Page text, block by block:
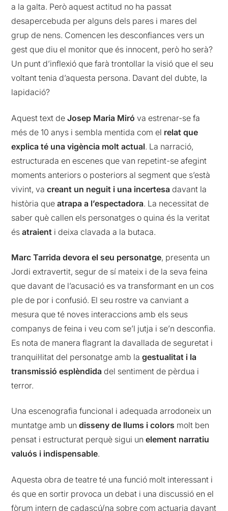
a la galta. Però aquest actitud no ha passat
desapercebuda per alguns dels pares i mares del
grup de nens. Comencen les desconfiances vers un
gest que diu el monitor que és innocent, però ho serà?
Un punt d’inflexió que farà trontollar la visió que el seu
voltant tenia d’aquesta persona. Davant del dubte, la
lapidació?
Aquest text deJosep Maria Miró va estrenar-se fa
més de 10 anys i sembla mentida com el relat que
explica té una vigència molt actual. La narració,
estructurada en escenes que van repetint-se afegint
moments anteriors o posteriors al segment que s’està
vivint, vacreant un neguit i una incertesa davant la
història queatrapa a l’espectadora. La necessitat de
saber què callen els personatges o quina és la veritat
ésatraient i deixa clavada a la butaca.
Marc Tarrida devora el seu personatge, presenta un
Jordi extravertit, segur de sí mateix i de la seva feina
que davant de l’acusació es va transformant en un cos
ple de por i confusió. El seu rostre va canviant a
mesura que té noves interaccions amb els seus
companys de feina i veu com se’l jutja i se’n desconfia.
Es nota de manera flagrant la davallada de seguretat i
tranquil·litat del personatge amb lagestualitat i la
transmissió esplèndida del sentiment de pèrdua i
terror.
Una escenografia funcional i adequada arrodoneix un
muntatge amb undisseny de llums i colors molt ben
pensat i estructurat perquè sigui unelement narratiu
valuós i indispensable.
Aquesta obra de teatre té una funció molt interessant i
és que en sortir provoca un debat i una discussió en el
fòrum intern de cadascú/na sobre com actuaria davant